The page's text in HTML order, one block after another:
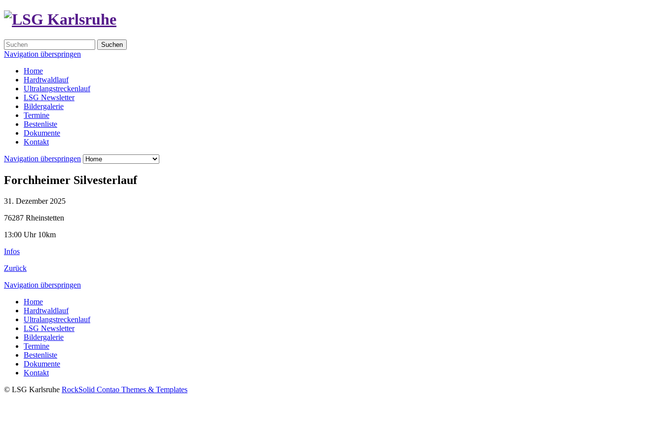
Suchen
Navigation überspringen
Home
Hardtwaldlauf
Ultralangstreckenlauf
LSG Newsletter
Bildergalerie
Termine
Bestenliste
Dokumente
Kontakt
Navigation überspringen
Forchheimer Silvesterlauf
31. Dezember 2025
76287 Rheinstetten
13:00 Uhr 10km
Infos
Zurück
Navigation überspringen
Home
Hardtwaldlauf
Ultralangstreckenlauf
LSG Newsletter
Bildergalerie
Termine
Bestenliste
Dokumente
Kontakt
© LSG Karlsruhe RockSolid Contao Themes & Templates